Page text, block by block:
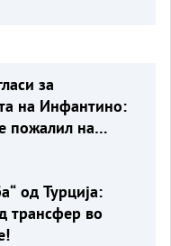
за
на Инфантино:
пожалил на
од Турција:
трансфер во